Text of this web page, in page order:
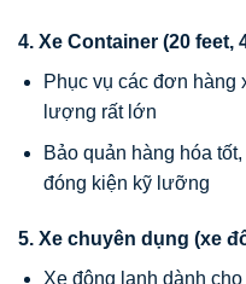
4. Xe Container (20 feet,
Phục vụ các đơn hàng
lượng rất lớn
Bảo quản hàng hóa
đóng kiện kỹ lưỡng
5. Xe chuyên dụng (xe
Xe đông lạnh dành